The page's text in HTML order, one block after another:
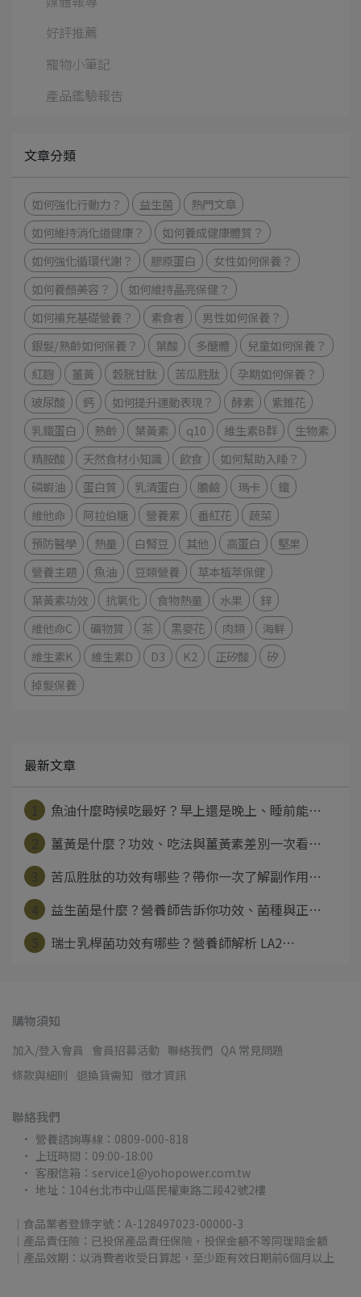
好評推薦
寵物小筆記
產品鑑驗報告
文章分類
如何強化⾏動⼒？ 益生菌
熱門文章
如何維持消化道健康？
如何養成健康體質？
如何強化循環代謝？
膠原蛋白
女性如何保養？
如何養顏美容？
如何維持晶亮保健？
如何補充基礎營養？
素食者
男性如何保養？
銀髮/熟齡如何保養？
葉酸 多醣體
兒童如何保養？
紅麴
薑黃 穀胱甘肽 苦瓜胜肽
孕期如何保養？
玻尿酸
鈣 如何提升運動表現？ 酵素
紫錐花
乳鐵蛋白
熟齡 葉黃素 q10 維生素B群
生物素
精胺酸
天然食材小知識 飲食
如何幫助入睡？
磷蝦油
蛋白質 乳清蛋白 膽鹼 瑪卡
鐵
維他命
阿拉伯糖 營養素 番紅花
蔬菜
預防醫學
熱量 白腎豆 其他 高蛋白
堅果
營養主題
魚油 豆類營養
草本植萃保健
葉黃素功效
抗氧化 食物熱量 水果
鋅
維他命C
礦物質 茶 黑麥花 肉類
海鮮
維生素K
維生素D D3 K2 正矽酸
矽
掉髮保養
最新文章
魚油什麼時候吃最好？早上還是晚上、睡前能⋯
薑黃是什麼？功效、吃法與薑黃素差別一次看⋯
苦瓜胜肽的功效有哪些？帶你一次了解副作用⋯
益生菌是什麼？營養師告訴你功效、菌種與正⋯
瑞士乳桿菌功效有哪些？營養師解析 LA2⋯
購物須知
加入/登入會員 會員招募活動 聯絡我們 QA 常見問題
條款與細則
退換貨需知 徵才資訊
聯絡我們
營養諮詢專線：0809-000-818
上班時間：09:00-18:00
客服信箱：service1@yohopower.com.tw
地址：104台北市中山區民權東路二段42號2樓
｜食品業者登錄字號：A-128497023-00000-3
｜產品責任險：已投保產品責任保險，投保金額不等同理賠金額
｜產品效期：以消費者收受日算起，至少距有效日期前6個月以上